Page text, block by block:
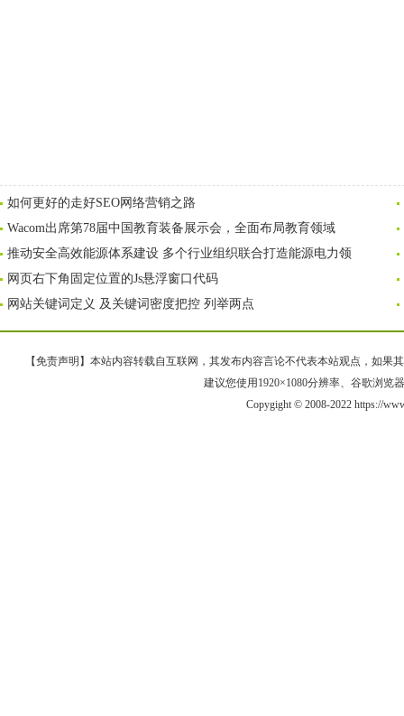
如何更好的走好SEO网络营销之路
Wacom出席第78届中国教育装备展示会，全面布局教育领域
推动安全高效能源体系建设 多个行业组织联合打造能源电力领
网页右下角固定位置的Js悬浮窗口代码
网站关键词定义 及关键词密度把控 列举两点
【免责声明】本站内容转载自互联网，其发布内容言论不代表本站观点，如果
建议您使用1920×1080分辨率、谷歌浏览
Copygight © 2008-2022 https://